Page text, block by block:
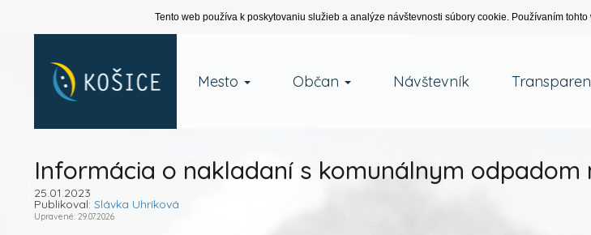
Tento web používa k poskytovaniu služieb a analýze návštevnosti súbory cookie. Používaním tohto
Mesto Občan Návštevník
Informácia o nakladaní s komunálnym odpadom
25.01.2023
Publikoval: Slávka Uhríková
Upravené: 29.07.2026